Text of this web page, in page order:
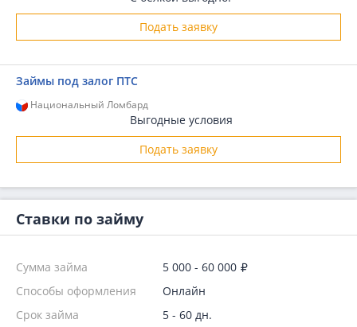
Подать заявку
Займы под залог ПТС
Национальный Ломбард
Выгодные условия
Подать заявку
Ставки по займу
Сумма займа
5 000 - 60 000
Способы оформления
Онлайн
Срок займа
5 - 60 дн.